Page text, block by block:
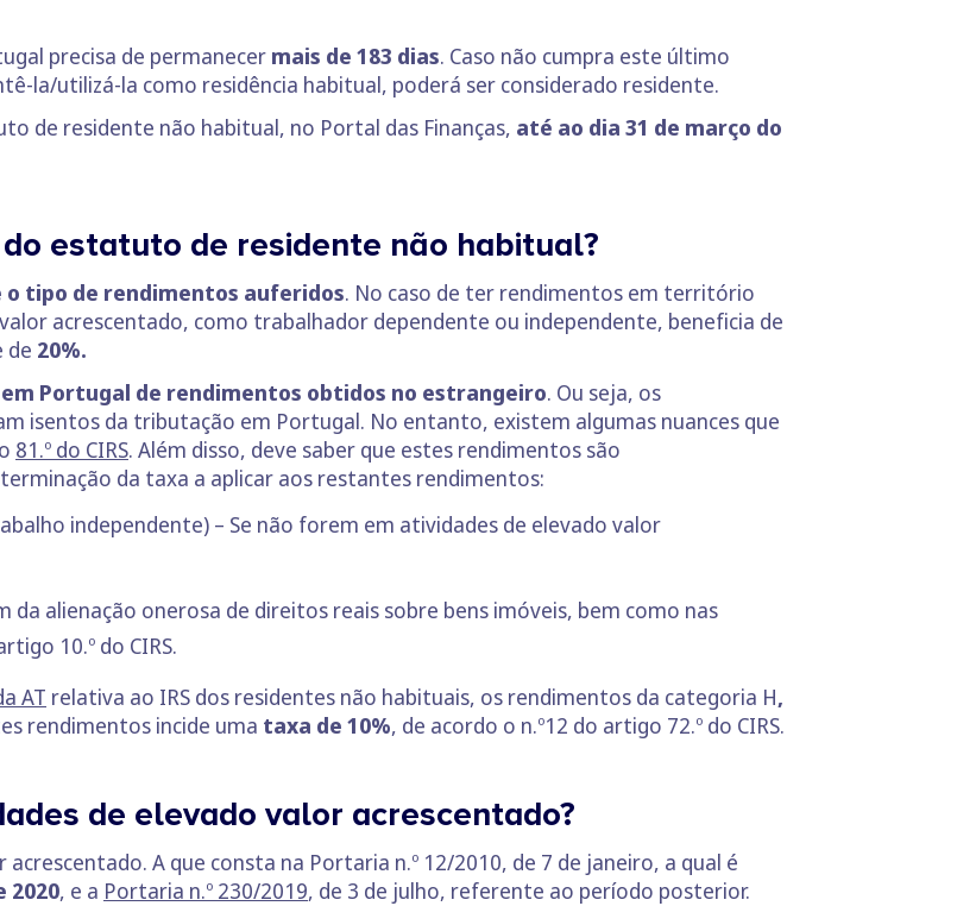
precisa de permanecer mais de 183 dias. Caso não cumpra este último
la/utilizá-la como residência habitual, poderá ser considerado residente.
de residente não habitual, no Portal das Finanças, até ao dia 31 de março do
estatuto de residente não habitual?
tipo de rendimentos auferidos. No caso de ter rendimentos em território
acrescentado, como trabalhador dependente ou independente, beneficia de
de 20%.
Portugal de rendimentos obtidos no estrangeiro. Ou seja, os
isentos da tributação em Portugal. No entanto, existem algumas nuances que
81.º do CIRS. Além disso, deve saber que estes rendimentos são
da taxa a aplicar aos restantes rendimentos:
independente) – Se não forem em atividades de elevado valor
da alienação onerosa de direitos reais sobre bens imóveis, bem como nas
10.º do CIRS.
AT relativa ao IRS dos residentes não habituais, os rendimentos da categoria H,
rendimentos incide uma taxa de 10%, de acordo o n.º12 do artigo 72.º do CIRS.
de elevado valor acrescentado?
A que consta na Portaria n.º 12/2010, de 7 de janeiro, a qual é
2020, e a Portaria n.º 230/2019, de 3 de julho, referente ao período posterior.